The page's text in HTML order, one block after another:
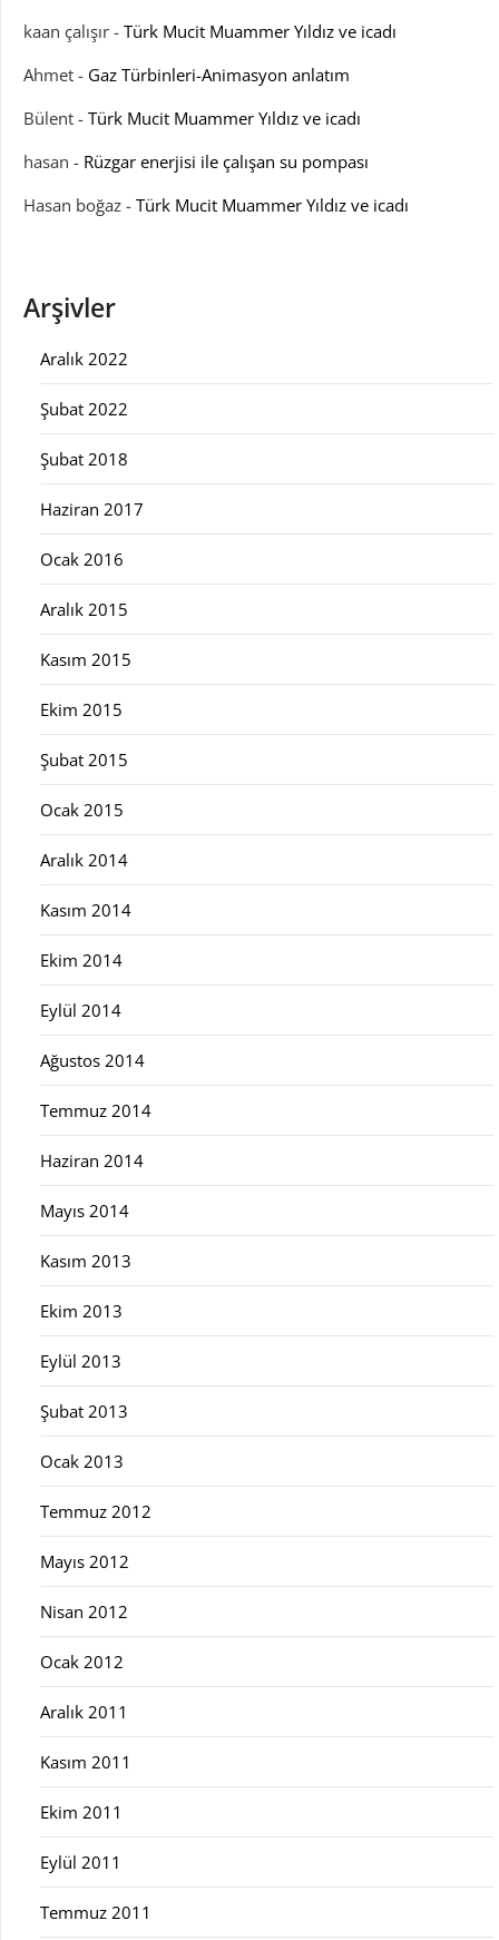
kaan çalışır - Türk Mucit Muammer Yıldız ve icadı
Ahmet - Gaz Türbinleri-Animasyon anlatım
Bülent - Türk Mucit Muammer Yıldız ve icadı
hasan - Rüzgar enerjisi ile çalışan su pompası
Hasan boğaz - Türk Mucit Muammer Yıldız ve icadı
Arşivler
Aralık 2022
Şubat 2022
Şubat 2018
Haziran 2017
Ocak 2016
Aralık 2015
Kasım 2015
Ekim 2015
Şubat 2015
Ocak 2015
Aralık 2014
Kasım 2014
Ekim 2014
Eylül 2014
Ağustos 2014
Temmuz 2014
Haziran 2014
Mayıs 2014
Kasım 2013
Ekim 2013
Eylül 2013
Şubat 2013
Ocak 2013
Temmuz 2012
Mayıs 2012
Nisan 2012
Ocak 2012
Aralık 2011
Kasım 2011
Ekim 2011
Eylül 2011
Temmuz 2011